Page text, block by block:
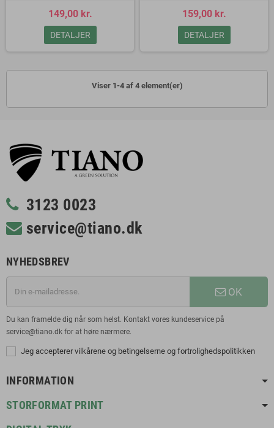
149,00 kr.
DETALJER
159,00 kr.
DETALJER
Viser 1-4 af 4 element(er)
3123 0023
service@tiano.dk
NYHEDSBREV
OK
Du kan framelde dig når som helst. Kontakt vores kundeservice på
service@tiano.dk for at høre nærmere.
Jeg accepterer vilkårene og betingelserne og fortrolighedspolitikken
INFORMATION
STORFORMAT PRINT